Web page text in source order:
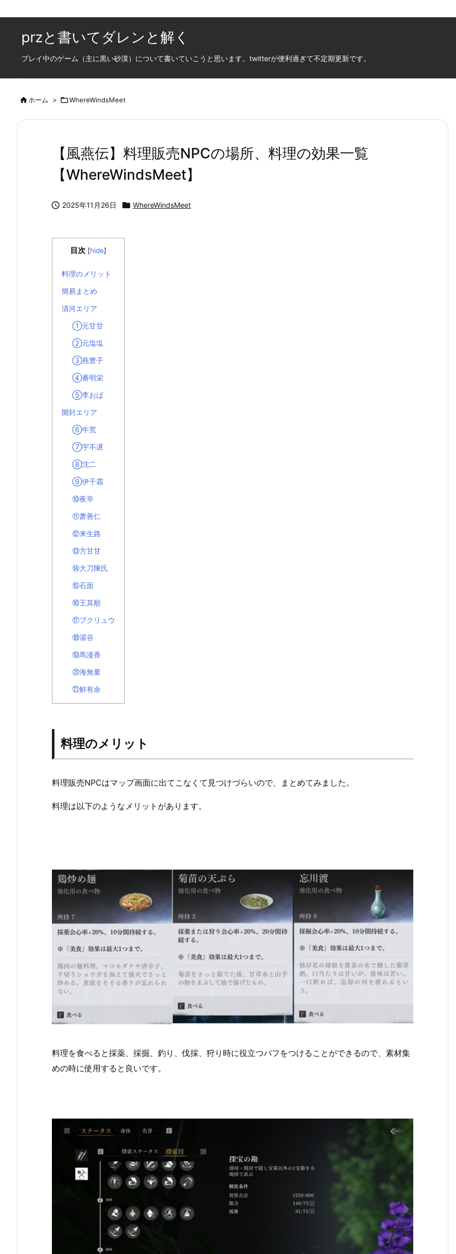
przと書いてダレンと解く
プレイ中のゲーム（主に黒い砂漠）について書いていこうと思います。twitterが便利過ぎて不定期更新です。
ホーム > WhereWindsMeet
【風燕伝】料理販売NPCの場所、料理の効果一覧
【WhereWindsMeet】
 2025年11月26日  WhereWindsMeet
目次 [hide]
料理のメリット
簡易まとめ
清河エリア
①元甘甘
②元塩塩
③燕豊子
④番明栄
⑤李おば
開封エリア
⑥牛荒
⑦宇不遅
⑧沈二
⑨伊千霜
⑩夜辛
⑪萧善仁
⑫来生路
⑬方甘甘
⑭大刀陳氏
⑮石面
⑯王其順
⑰ブクリュウ
⑱湯谷
⑲馬漫香
⑳海無量
㉑鮮有余
料理のメリット
料理販売NPCはマップ画面に出てこなくて見つけづらいので、まとめてみました。
料理は以下のようなメリットがあります。
料理を食べると採薬、採掘、釣り、伐採、狩り時に役立つバフをつけることができるので、素材集
めの時に使用すると良いです。